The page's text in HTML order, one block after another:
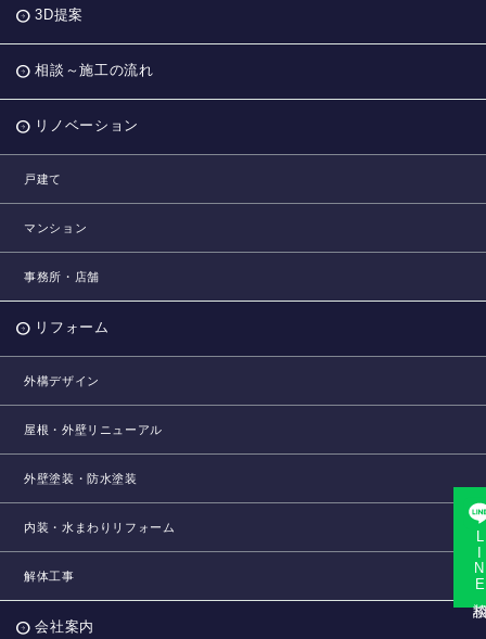
3D提案
相談～施工の流れ
リノベーション
戸建て
マンション
事務所・店舗
リフォーム
外構デザイン
屋根・外壁リニューアル
外壁塗装・防水塗装
内装・水まわりリフォーム
解体工事
会社案内